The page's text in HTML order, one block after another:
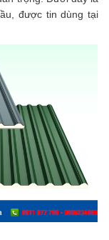
được tin dùng tại